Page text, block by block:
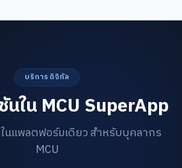
บริการดิจิทัล
ใน MCU SuperApp
นแพลตฟอร์มเดียว สำหรับบุคลากร
MCU